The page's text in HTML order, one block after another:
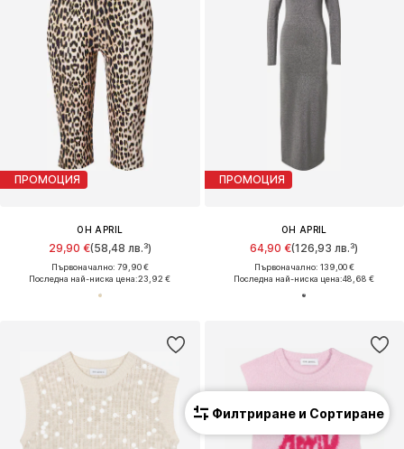
ПРОМОЦИЯ
OH APRIL
29,90 €(58,48 лв.³)
Първоначално: 79,90 €
Последна най-ниска цена:23,92 €
ПРОМОЦИЯ
OH APRIL
64,90 €(126,93 лв.³)
Първоначално: 139,00 €
Последна най-ниска цена:48,68 €
Филтриране и Сортиране